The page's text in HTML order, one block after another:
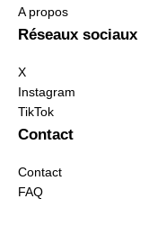
A propos
Réseaux sociaux
X
Instagram
TikTok
Contact
Contact
FAQ